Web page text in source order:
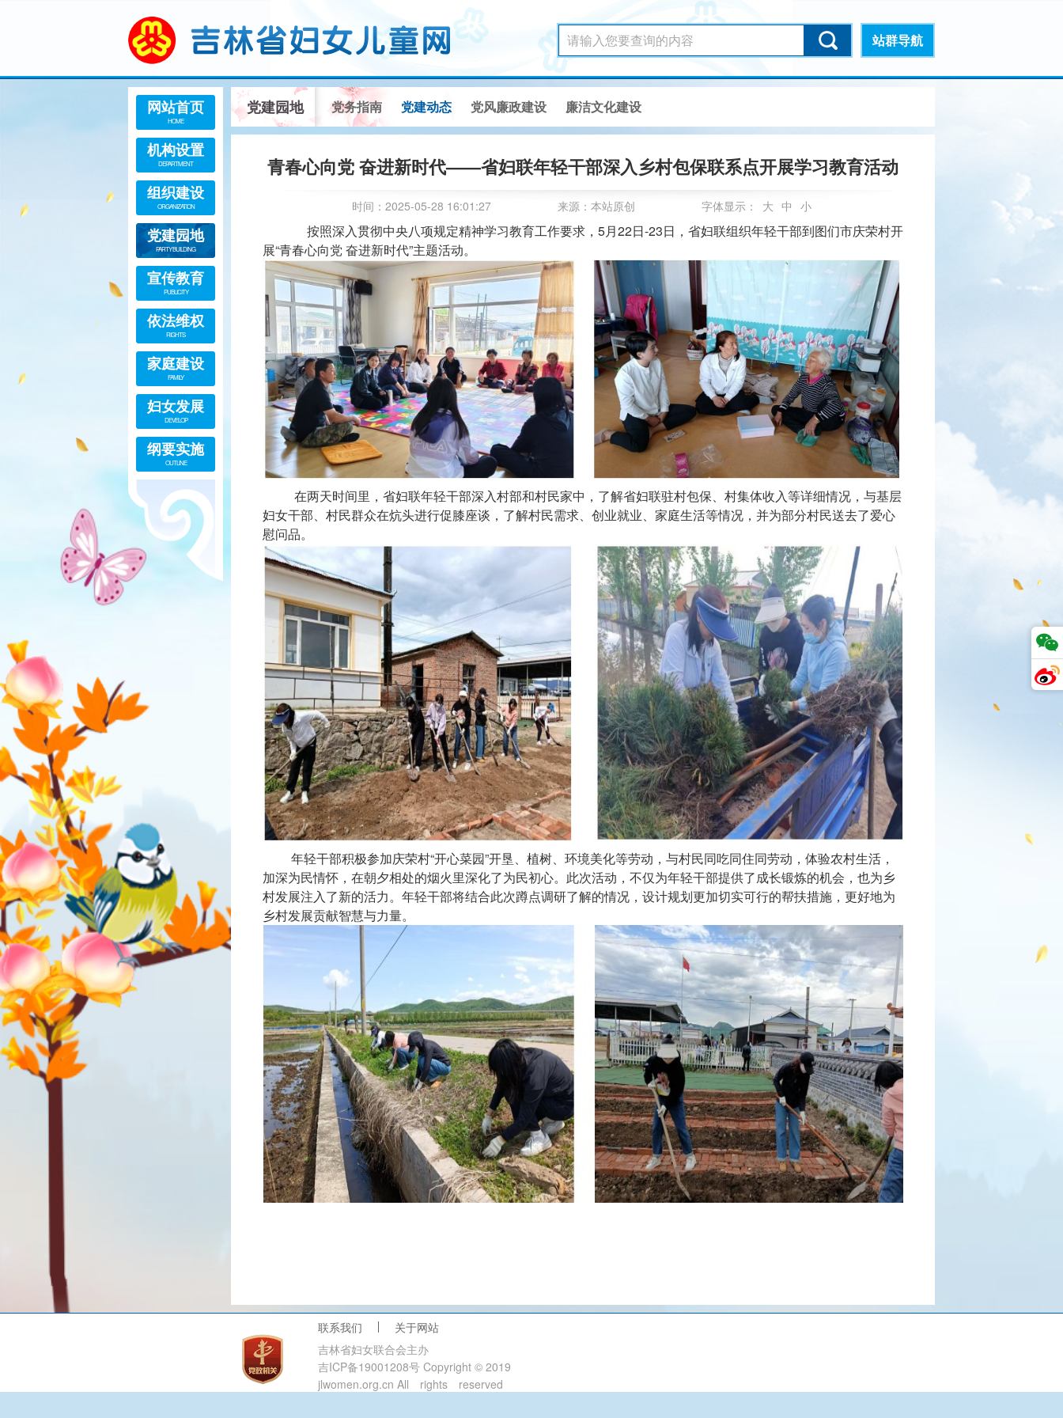
站群导航
网站首页
HOME
机构设置
DEPARTMENT
组织建设
ORGANIZATION
党建园地
PARTY BUILDING
宣传教育
PUBLICITY
依法维权
RIGHTS
家庭建设
FAMILY
妇女发展
DEVELOP
纲要实施
OUTLINE
党建园地 党务指南 党建动态 党风廉政建设 廉洁文化建设
青春心向党 奋进新时代——省妇联年轻干部深入乡村包保联系点开展学习教育活动
时间：2025-05-28 16:01:27 来源：本站原创 字体显示： 大 中 小
按照深入贯彻中央八项规定精神学习教育工作要求，5月22日-23日，省妇联组织年轻干部到图们市庆荣村开
展“青春心向党 奋进新时代”主题活动。
在两天时间里，省妇联年轻干部深入村部和村民家中，了解省妇联驻村包保、村集体收入等详细情况，与基层
妇女干部、村民群众在炕头进行促膝座谈，了解村民需求、创业就业、家庭生活等情况，并为部分村民送去了爱心
慰问品。
年轻干部积极参加庆荣村“开心菜园”开垦、植树、环境美化等劳动，与村民同吃同住同劳动，体验农村生活，
加深为民情怀，在朝夕相处的烟火里深化了为民初心。此次活动，不仅为年轻干部提供了成长锻炼的机会，也为乡
村发展注入了新的活力。年轻干部将结合此次蹲点调研了解的情况，设计规划更加切实可行的帮扶措施，更好地为
乡村发展贡献智慧与力量。
联系我们
关于网站
吉林省妇女联合会主办
吉ICP备19001208号 Copyright © 2019
jlwomen.org.cn All rights reserved